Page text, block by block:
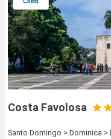
Costa Favolosa
Santo Domingo > Dominica